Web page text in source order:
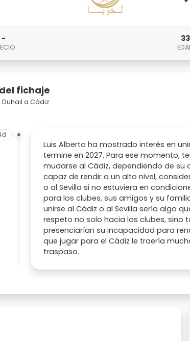
- 33
fichaje
Duhail a Cádiz
Luis Alberto ha mostrado interés en
termine en 2027. Para ese momento,
mudarse al Cádiz, dependiendo de
capaz de rendir a un alto nivel,
o al Sevilla si no estuviera en
para los clubes, sus amigos y su
unirse al Cádiz o al Sevilla sería algo
respeto no solo hacia los clubes, sino
presenciarían su incapacidad para
que jugar para el Cádiz le traería
traspaso.